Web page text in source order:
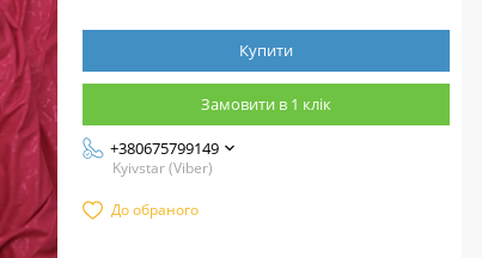
Купити
Замовити в 1 клік
+380675799149
Kyivstar (Viber)
До обраного